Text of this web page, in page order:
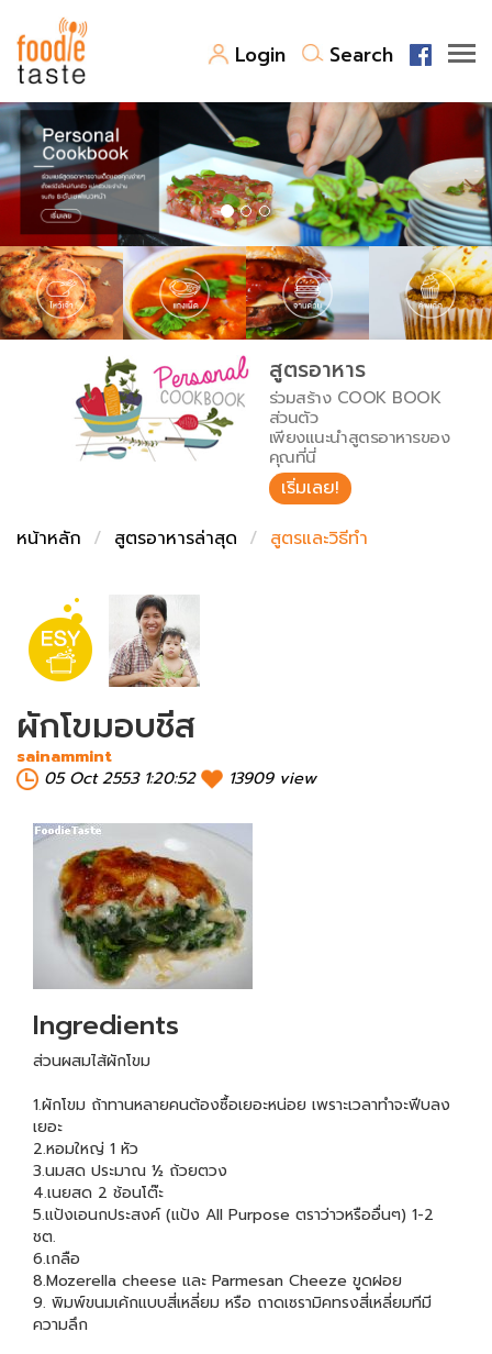
Login Search
สูตรอาหาร
สูตรอาหารล่าสุด
Top Foodie
พาไปชิม
สารพันก้นครัว
เคล็ดลับน่ารู้
เปรียบเทียบหน่วยการตวง
เปรียบเทียบอุณหภูมิ
เปรียบเทียบน้ำหนักวัตถุดิบ
FoodPedia
สร้าง Cookbook
สูตรอาหาร
ร่วมสร้าง COOK BOOK
ส่วนตัว
เพียงแนะนำสูตรอาหารของ
คุณที่นี่
เริ่มเลย!
หน้าหลัก
สูตรอาหารล่าสุด สูตรและวิธีทำ
ผักโขมอบชีส
sainammint
05 Oct 2553 1:20:52
13909 view
Ingredients
ส่วนผสมไส้ผักโขม
1.ผักโขม ถ้าทานหลายคนต้องซื้อเยอะหน่อย เพราะเวลาทำจะฟีบลง
เยอะ
2.หอมใหญ่ 1 หัว
3.นมสด ประมาณ ½ ถ้วยตวง
4.เนยสด 2 ช้อนโต๊ะ
5.แป้งเอนกประสงค์ (แป้ง All Purpose ตราว่าวหรืออื่นๆ) 1-2
ชต.
6.เกลือ
8.Mozerella cheese และ Parmesan Cheeze ขูดฝอย
9. พิมพ์ขนมเค้กแบบสี่เหลี่ยม หรือ ถาดเซรามิคทรงสี่เหลี่ยมทีมี
ความลึก